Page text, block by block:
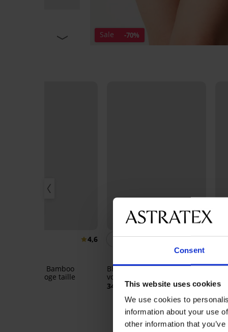
Consent
This website uses cookies
We use cookies to
information about your use
other information that
Sale -70%
4,6
slip Bamboo
met hoge taille
4,9
Bh Carmen Basic
voorgevormd
34,99 €